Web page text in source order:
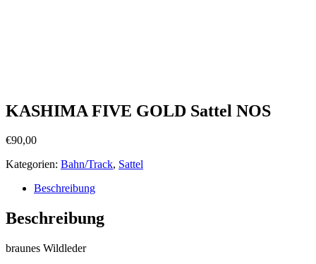
KASHIMA FIVE GOLD Sattel NOS
€90,00
Kategorien: Bahn/Track, Sattel
Beschreibung
Beschreibung
braunes Wildleder